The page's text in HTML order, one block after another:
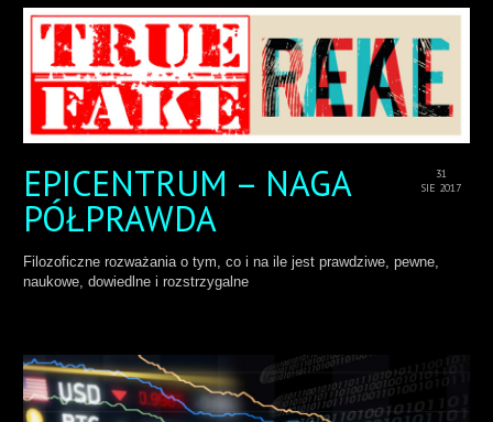
31
SIE 2017
EPICENTRUM – NAGA
PÓŁPRAWDA
Filozoficzne rozważania o tym, co i na ile jest prawdziwe, pewne,
naukowe, dowiedlne i rozstrzygalne